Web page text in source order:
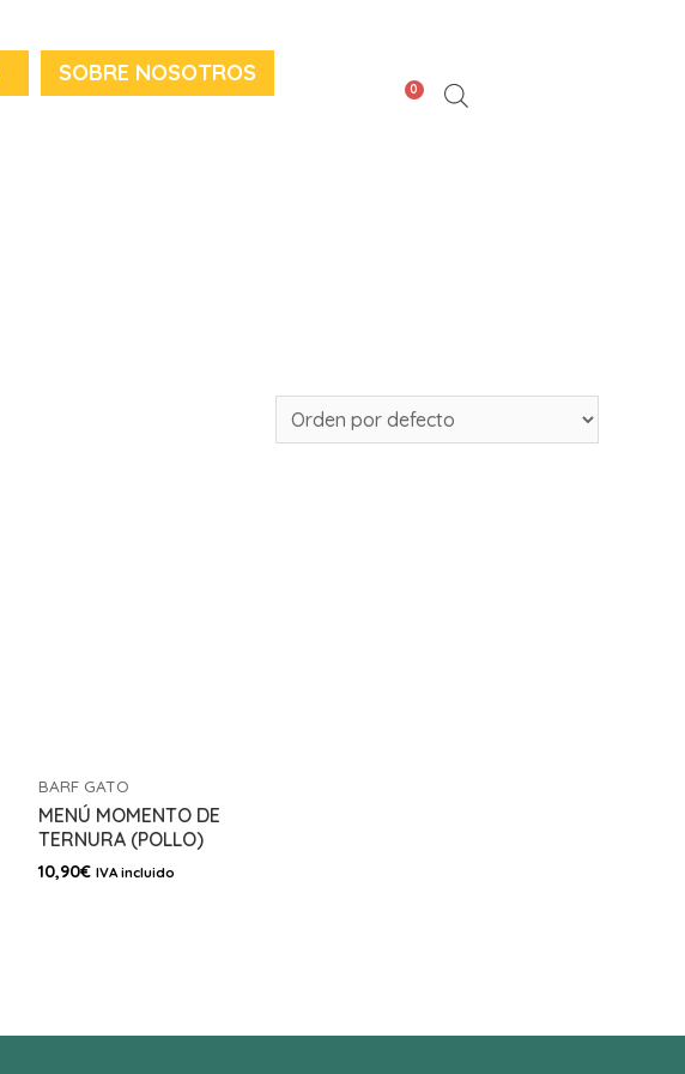
SOBRE NOSOTROS
0
BARF GATO
MENÚ MOMENTO DE
TERNURA (POLLO)
10,90€ IVA incluido